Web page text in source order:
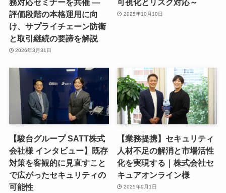
務対応セミナーを共催 ―
評価段階の本格運用に向
け、サプライチェーン防衛
と取引継続の要諦を解説
2026年3月31日
可視化とリスク対応～
2025年10月10日
【駿台グループ SATT株式
会社様 インタビュー】既存
対策を客観的に見直すこと
で広がったセキュリティの
可能性
【業務提携】セキュリティ
人材不足の解消と市場活性
化を実現する｜株式会社セ
キュアオンライン様
2025年9月1日